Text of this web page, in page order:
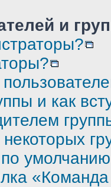
и
и как
по